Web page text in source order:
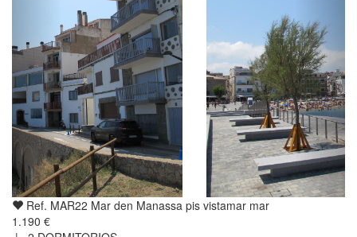
Ref. MAR22 Mar den Manassa pis vistamar mar
1.190 €